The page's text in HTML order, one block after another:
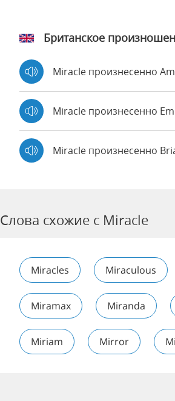
Британское
Miracle произнесенно
Miracle произнесенно
Miracle произнесенно
Слова схожие с Miracle
Miracles Miraculous
Miramax Miranda
Miriam Mirror